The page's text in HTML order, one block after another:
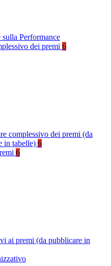
sulla Performance
dei premi 6
complessivo dei premi (da
in tabelle) 6
6
ai premi (da pubblicare in